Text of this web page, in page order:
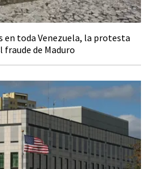
en toda Venezuela, la protesta
fraude de Maduro